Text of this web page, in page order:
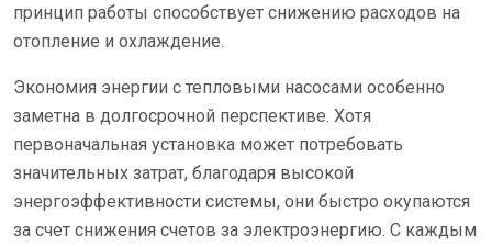
принцип работы способствует снижению расходов на
отопление и охлаждение.
Экономия энергии с тепловыми насосами особенно
заметна в долгосрочной перспективе. Хотя
первоначальная установка может потребовать
значительных затрат, благодаря высокой
энергоэффективности системы, они быстро окупаются
за счет снижения счетов за электроэнергию. С каждым